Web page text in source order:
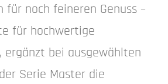
für noch feineren Genuss –
für hochwertige
ergänzt bei ausgewählten
Serie Master die